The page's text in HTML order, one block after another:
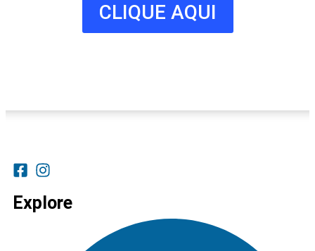
CLIQUE AQUI
Explore